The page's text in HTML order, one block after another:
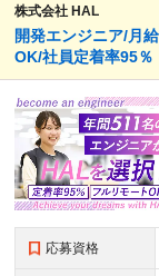
株式会社 HAL
開発エンジニア/月
OK/社員定着率95％
応募資格